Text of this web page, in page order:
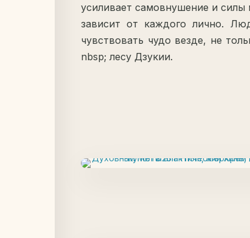
усиливает самовнушение и
зависит от каждого лично.
чувствовать чудо везде, не
nbsp; лесу Дзукии.